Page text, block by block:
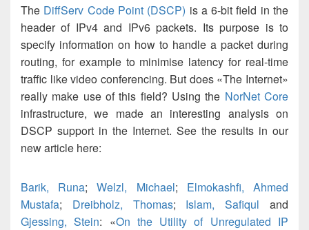
The DiffServ Code Point (DSCP) is a 6-bit field in the
header of IPv4 and IPv6 packets. Its purpose is to
specify information on how to handle a packet during
routing, for example to minimise latency for real-time
traffic like video conferencing. But does «The Internet»
really make use of this field? Using the NorNet Core
infrastructure, we made an interesting analysis on
DSCP support in the Internet. See the results in our
new article here:
Barik, Runa;Welzl, Michael; Elmokashfi, Ahmed
Mustafa; Dreibholz, Thomas; Islam, Safiqul and
Gjessing, Stein: «On the Utility of Unregulated IP